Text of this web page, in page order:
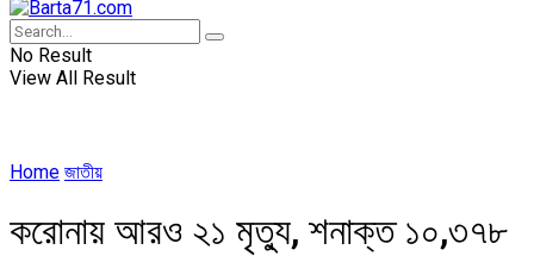
No Result
View All Result
Home জাতীয়
করোনায় আরও ২১ মৃত্যু, শনাক্ত ১০,৩৭৮